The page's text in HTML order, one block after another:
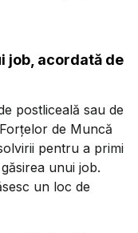
job, acordată de
postliceală sau de
de Muncă
pentru a primi
unui job.
un loc de